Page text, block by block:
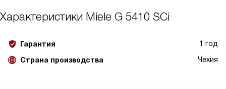
Характеристики Miele G 5410 SCi
Гарантия 1 год
Страна производства Чехия